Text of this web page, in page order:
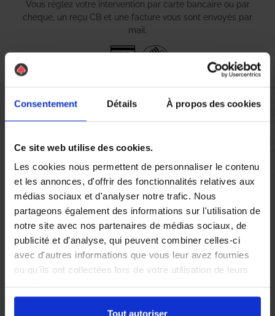
Consentement Détails À propos des cookies
Ce site web utilise des cookies.
Les cookies nous permettent de personnaliser le contenu
et les annonces, d'offrir des fonctionnalités relatives aux
médias sociaux et d'analyser notre trafic. Nous
partageons également des informations sur l'utilisation de
notre site avec nos partenaires de médias sociaux, de
publicité et d'analyse, qui peuvent combiner celles-ci
avec d'autres informations que vous leur avez fournies
ou qu'ils ont collectées lors de votre utilisation de leurs
Tout autoriser
Vous réglez votre intervention par carte bancaire ou par
chèque, un reçu CB et une facture vous sont envoyés par
mail.
Vous évaluez la prestation
Vous recevez une demande d’évaluation de votre expérience
avec l’équipe AS DE PIC.
Nous avons pensé à tout
Vous êtes gêné par la prolifération de pigeons à Annecy ?
Contactez notre agence AS DE PIC et profitez d’une solution
sur-mesure pour les faire fuir, et les empêcher de s’installer ! En
nuisances, des traitements sont autorisés pour y remédier. Ils
prennent différentes formes et doivent respecter les normes en